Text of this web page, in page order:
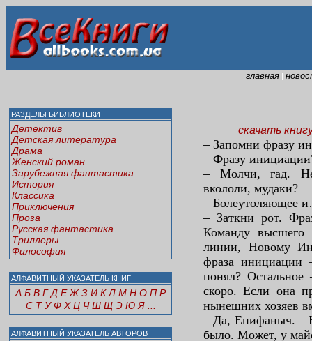
главная |
РАЗДЕЛЫ БИБЛИОТЕКИ
Детектив
Детская литература
Драма
Женский роман
Зарубежная фантастика
История
Классика
Приключения
Проза
Русская фантастика
Триллеры
Философия
АЛФАВИТНЫЙ УКАЗАТЕЛЬ КНИГ
А Б В Г Д Е Ж З И К Л М Н О П Р
С Т У Ф Х Ц Ч Ш Щ Э Ю Я
АЛФАВИТНЫЙ УКАЗАТЕЛЬ АВТОРОВ
скачать
– Запомни фразу
– Фразу
– Молчи, гад.
вкололи, мудаки?
– Болеутоляющее
– Заткни рот.
Команду высшего
линии, Новому
фраза инициации
понял?
скоро. Если она
нынешних хозяев
– Да, Епифаныч. –
было. Может, у